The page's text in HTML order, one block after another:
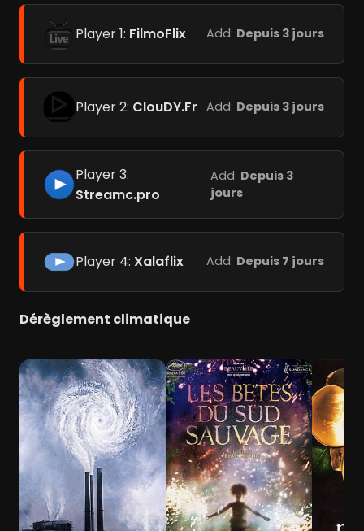
Player 1: FilmoFlix Add: Depuis 3 jours
Player 2: ClouDY.Fr Add: Depuis 3 jours
Player 3:
Streamc.pro
Add: Depuis 3
jours
Player 4: Xalaflix Add: Depuis 7 jours
Dérèglement climatique